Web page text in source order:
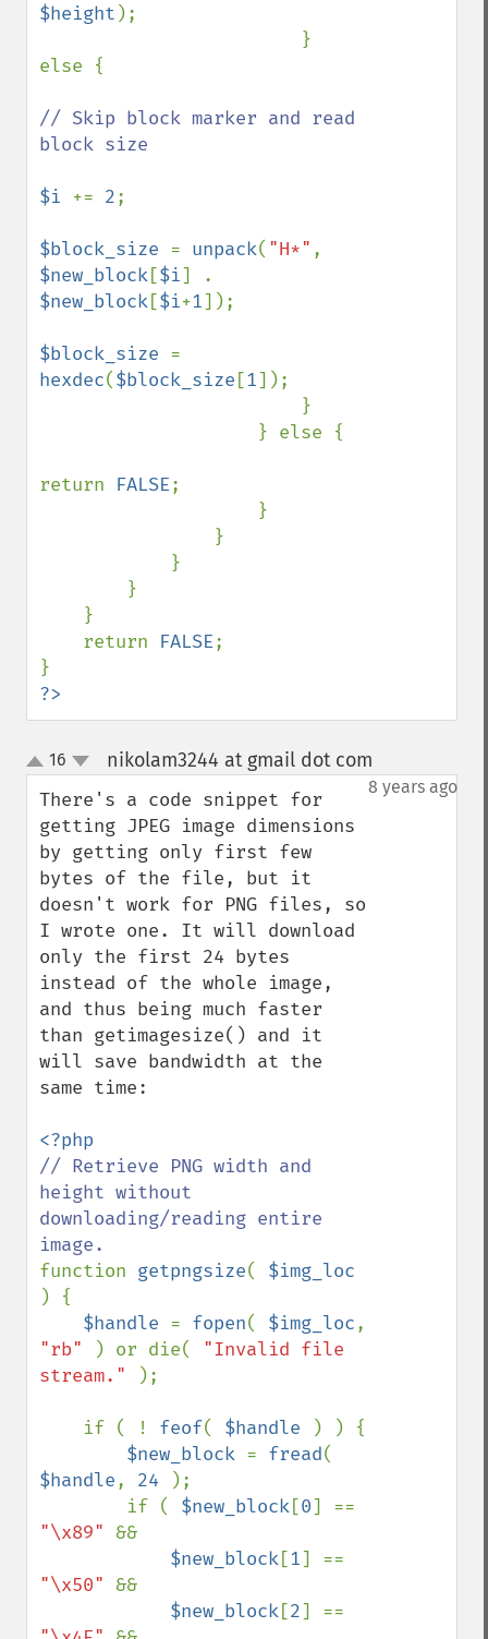
$height );
else {
// Skip block marker and read
block size
$i += 2;
$block_size = unpack( "H*"
$new_block[$i
$new_block[$i+1]);
$block_size
hexdec($block_size [1]);
return FALSE;
    return
FALSE;
?>
up
down
16 nikolam3244 at gmail dot com
8 years ago
There's a code snippet for
getting JPEG image dimensions
by getting only first few
bytes of the file, but it
doesn't work for PNG files, so
I wrote one. It will download
only the first 24 bytes
instead of the whole image,
and thus being much faster
than getimagesize() and it
will save bandwidth at the
same time:
// Retrieve PNG width and
height without
downloading/reading entire
function getpngsize(
) {
$handle = fopen( $img_loc
"rb"
) or die( "Invalid file
stream."
);
    if ( !
feof( $handle
) ) {
$new_block = fread
$handle, 24
);
        if (
$new_block[0
"\x89" &&
$new_block[1
"\x50" &&
$new_block[2